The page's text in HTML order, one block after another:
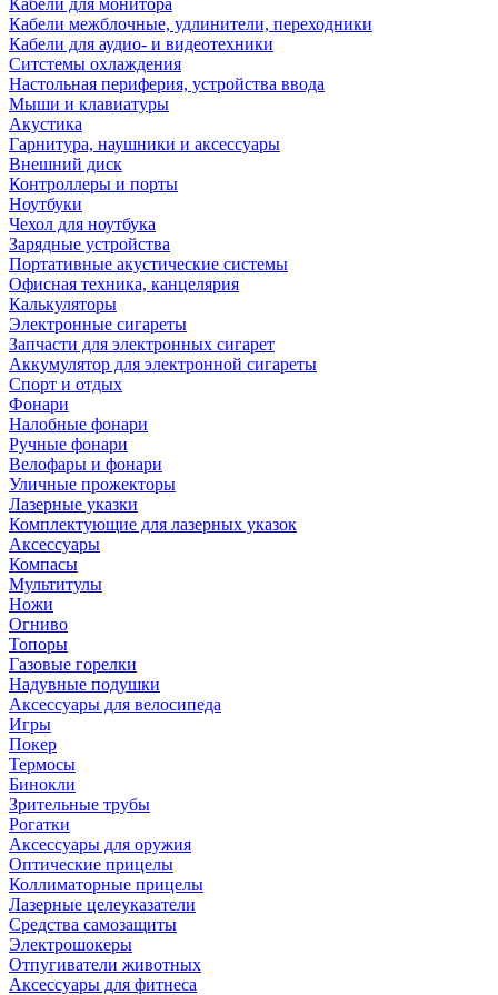
Кабели для монитора
Кабели межблочные, удлинители, переходники
Кабели для аудио- и видеотехники
Ситстемы охлаждения
Настольная периферия, устройства ввода
Мыши и клавиатуры
Акустика
Гарнитура, наушники и аксессуары
Внешний диск
Контроллеры и порты
Ноутбуки
Чехол для ноутбука
Зарядные устройства
Портативные акустические системы
Офисная техника, канцелярия
Калькуляторы
Электронные сигареты
Запчасти для электронных сигарет
Аккумулятор для электронной сигареты
Спорт и отдых
Фонари
Налобные фонари
Ручные фонари
Велофары и фонари
Уличные прожекторы
Лазерные указки
Комплектующие для лазерных указок
Аксессуары
Компасы
Мультитулы
Ножи
Огниво
Топоры
Газовые горелки
Надувные подушки
Аксессуары для велосипеда
Игры
Покер
Термосы
Бинокли
Зрительные трубы
Рогатки
Аксессуары для оружия
Оптические прицелы
Коллиматорные прицелы
Лазерные целеуказатели
Средства самозащиты
Электрошокеры
Отпугиватели животных
Аксессуары для фитнеса